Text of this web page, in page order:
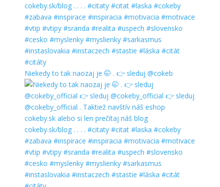
Niekedy to tak naozaj je 🤭 . 👉 sleduj @cokeb